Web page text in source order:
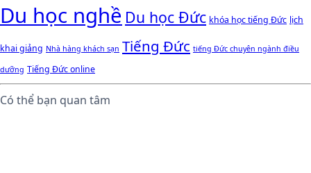
Du học nghề Du học Đức khóa học tiếng Đức lịch
khai giảng Nhà hàng khách sạn Tiếng Đức tiếng Đức chuyên ngành điều
dưỡng Tiếng Đức online
Có thể bạn quan tâm